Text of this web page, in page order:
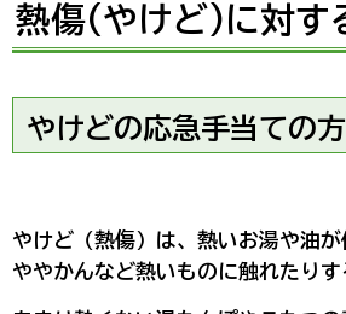
熱傷(やけど)に対す
やけどの応急手当ての
やけど（熱傷）は、熱いお湯や油
ややかんなど熱いものに触れたりす